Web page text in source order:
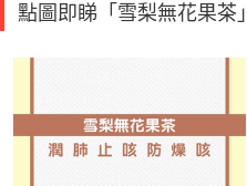
點圖即睇「雪梨無花果茶」